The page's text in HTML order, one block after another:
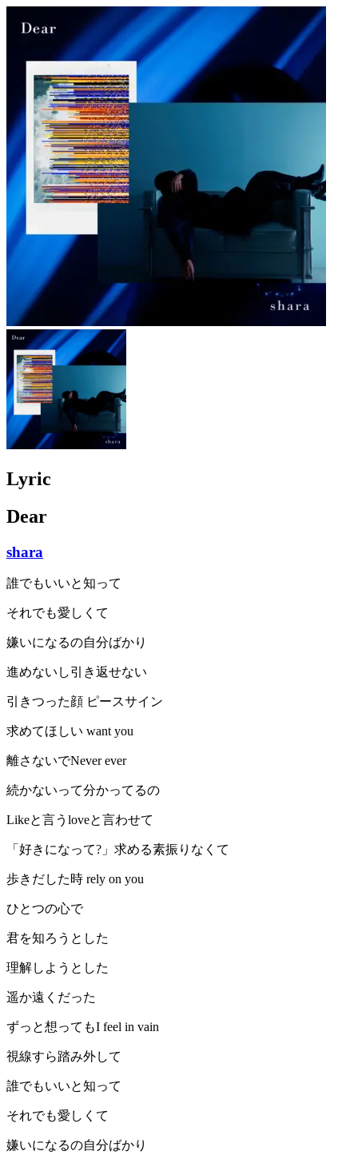
Lyric
Dear
shara
誰でもいいと知って
それでも愛しくて
嫌いになるの自分ばかり
進めないし引き返せない
引きつった顔 ピースサイン
求めてほしい want you
離さないでNever ever
続かないって分かってるの
Likeと言うloveと言わせて
「好きになって?」求める素振りなくて
歩きだした時 rely on you
ひとつの心で
君を知ろうとした
理解しようとした
遥か遠くだった
ずっと想ってもI feel in vain
視線すら踏み外して
誰でもいいと知って
それでも愛しくて
嫌いになるの自分ばかり